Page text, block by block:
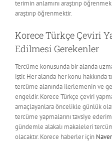
terimin anlamını araştırıp
araştırıp öğrenmektir.
Korece Türkçe Çeviri
Edilmesi Gerekenler
Tercüme konusunda bir alanda
iştir. Her alanda her konu
tercüme alanında ilerlemenin ve
engeldir. Korece Türkçe çeviri
amaçlayanlara öncelikle günlük
tercüme yapmalarını tavsiye
gündemle alakalı makaleleri
olacaktır. Korece haberler için